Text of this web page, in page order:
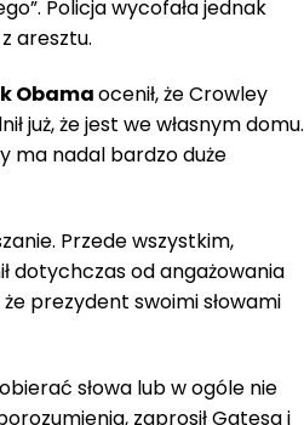
Policja wycofała jednak
aresztu.
Obamaocenił, że Crowley
już, że jest we własnym domu.
ma nadal bardzo duże
Przede wszystkim,
dotychczas od angażowania
prezydent swoimi słowami
słowa lub w ogóle nie
zaprosił Gatesa i